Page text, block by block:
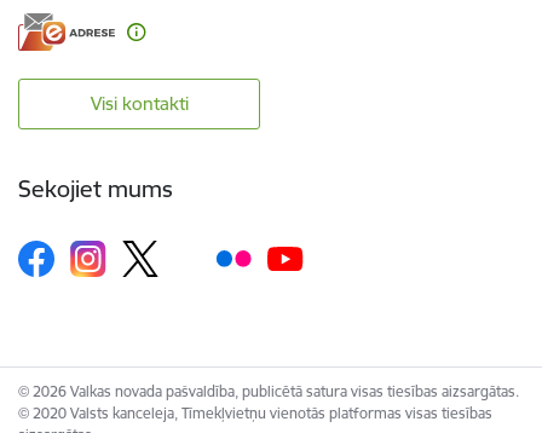
Visi kontakti
Sekojiet mums
© 2026 Valkas novada pašvaldība, publicētā satura visas tiesības aizsargātas.
© 2020 Valsts kanceleja, Tīmekļvietņu vienotās platformas visas tiesības